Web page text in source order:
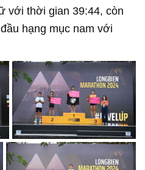
với thời gian 39:44, còn
hạng mục nam với